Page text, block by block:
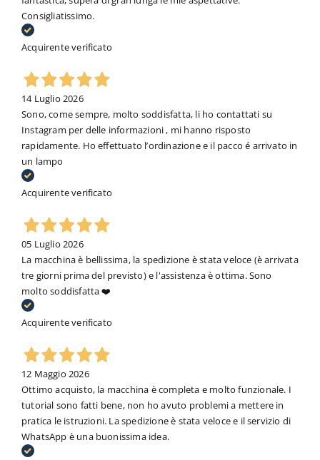
Consigliatissimo.
Acquirente verificato
14 Luglio 2026
Sono, come sempre, molto soddisfatta, li ho contattati su
Instagram per delle informazioni , mi hanno risposto
rapidamente. Ho effettuato l’ordinazione e il pacco é arrivato in
un lampo
Acquirente verificato
05 Luglio 2026
La macchina è bellissima, la spedizione è stata veloce (è arrivata
tre giorni prima del previsto) e l'assistenza è ottima. Sono
molto soddisfatta ❤️
Acquirente verificato
12 Maggio 2026
Ottimo acquisto, la macchina è completa e molto funzionale. I
tutorial sono fatti bene, non ho avuto problemi a mettere in
pratica le istruzioni. La spedizione è stata veloce e il servizio di
WhatsApp è una buonissima idea.